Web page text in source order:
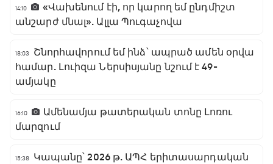
14:10
«Վախենում էի, որ կարող եմ ընդմիշտ
անշարժ մնալ». Ալլա Պուգաչովա
18:03
Շնորհավորում եմ ինձ՝ ապրած ամեն օրվա
համար. Լուիզա Ներսիսյանը նշում է 49-
ամյակը
16:10
Ամենամյա թատերական տոնը Լոռու
մարզում
15:38
Կապանը՝ 2026 թ. ԱՊՀ երիտասարդական